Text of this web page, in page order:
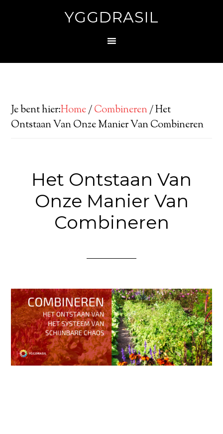
YGGDRASIL
Je bent hier:Home/Combineren/Het
Ontstaan Van Onze Manier Van Combineren
Het Ontstaan Van
Onze Manier Van
Combineren